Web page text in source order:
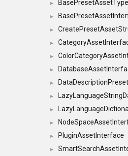
►
►
►
►
►
►
►
►
►
►
► PluginAssetInterface
►